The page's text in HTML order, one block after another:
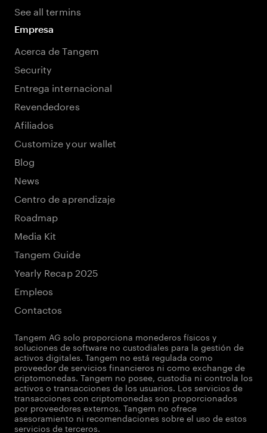
See all termins
Empresa
Acerca de Tangem
Security
Entrega internacional
Revendedores
Afiliados
Customize your wallet
Blog
News
Centro de aprendizaje
Roadmap
Media Kit
Tangem Guide
Yearly Recap 2025
Empleos
Contactos
Tangem AG solo proporciona monederos físicos y
soluciones de software no custodiales para la gestión de
activos digitales. Tangem no está regulada como
proveedor de servicios financieros ni como exchange de
criptomonedas. Tangem no posee, custodia ni controla los
activos o transacciones de los usuarios. Los servicios de
transacciones con criptomonedas son proporcionados
por proveedores externos. Tangem no ofrece
asesoramiento ni recomendaciones sobre el uso de estos
servicios de terceros.